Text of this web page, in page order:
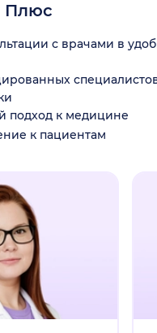
Плюс
с врачами в
подход к медицине
к пациентам